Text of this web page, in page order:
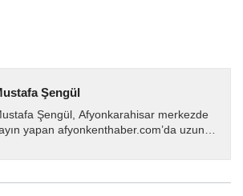
Şengül
Şengül, Afyonkarahisar merkezde
yapan afyonkenthaber.com’da uzun
haber akışı...